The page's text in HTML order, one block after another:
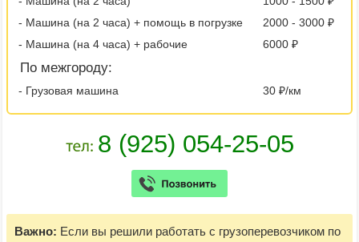
- Машина (на 2 часа) + помощь в погрузке
2000 - 3000 ₽
- Машина (на 4 часа) + рабочие
6000 ₽
По межгороду:
- Грузовая машина 30 ₽/км
Важно: Если вы решили работать с грузоперевозчиком по